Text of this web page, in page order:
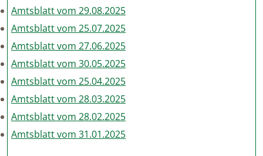
Amtsblatt vom 29.08.2025
Amtsblatt vom 25.07.2025
Amtsblatt vom 27.06.2025
Amtsblatt vom 30.05.2025
Amtsblatt vom 25.04.2025
Amtsblatt vom 28.03.2025
Amtsblatt vom 28.02.2025
Amtsblatt vom 31.01.2025